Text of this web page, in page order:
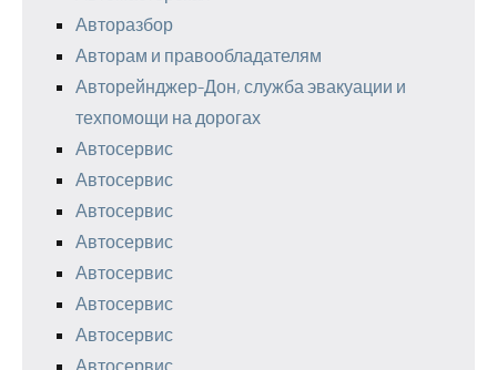
Авторазбор
Авторам и правообладателям
Авторейнджер-Дон, служба эвакуации и
техпомощи на дорогах
Автосервис
Автосервис
Автосервис
Автосервис
Автосервис
Автосервис
Автосервис
Автосервис